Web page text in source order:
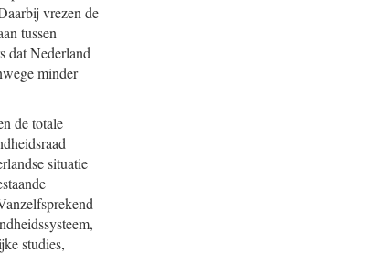
vrezen de
tussen
dat Nederland
minder
de totale
situatie
studies,